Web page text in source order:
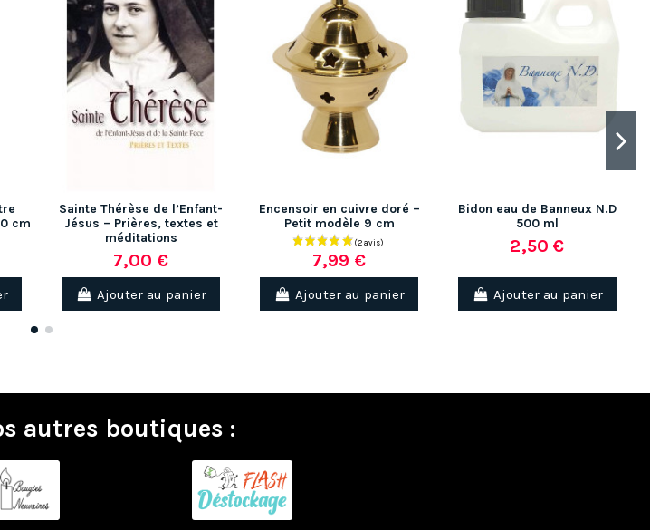
cm
Sainte Thérèse de l’Enfant-
Jésus – Prières, textes et
méditations
7,00 €
Ajouter au panier
Encensoir en cuivre doré –
Petit modèle 9 cm
7,99 €
Ajouter au panier
Bidon eau de Banneux N.D
500 ml
2,50 €
Ajouter au panier
autres boutiques :